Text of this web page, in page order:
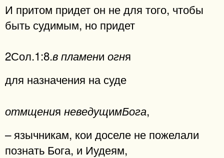
И притом придет он не для того, чтобы
быть судимым, но придет
2Сол.1:8.в пламени огня
для назначения на суде
отмщения неведущимБога,
– язычникам, кои доселе не пожелали
познать Бога, и Иудеям,